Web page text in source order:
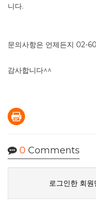
니다.
문의사항은 언제든지 02-
감사합니다^^
0 Comments
로그인한 회